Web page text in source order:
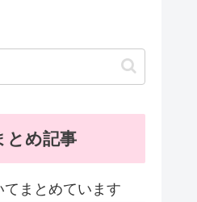
とめ記事
まとめています